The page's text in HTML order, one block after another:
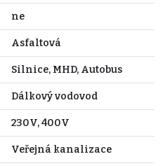
ne
Asfaltová
Silnice, MHD, Autobus
Dálkový vodovod
230V, 400V
Veřejná kanalizace